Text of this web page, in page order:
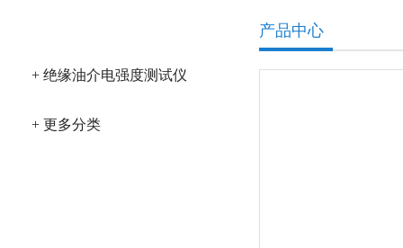
+ 绝缘油介电强度测试仪
+ 更多分类
产品中心